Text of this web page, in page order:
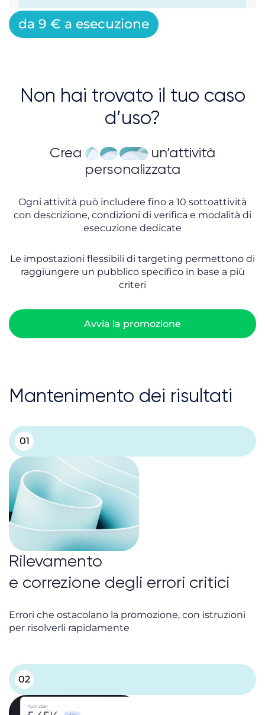
da 9 € a esecuzione
Non hai trovato il tuo caso
d’uso?
Crea
un’attività
personalizzata
Ogni attività può includere fino a 10 sottoattività
con descrizione, condizioni di verifica e modalità di
esecuzione dedicate
Le impostazioni flessibili di targeting permettono di
raggiungere un pubblico specifico in base a più
criteri
Avvia la promozione
Mantenimento dei risultati
01
Rilevamento
e correzione degli errori critici
Errori che ostacolano la promozione, con istruzioni
per risolverli rapidamente
02